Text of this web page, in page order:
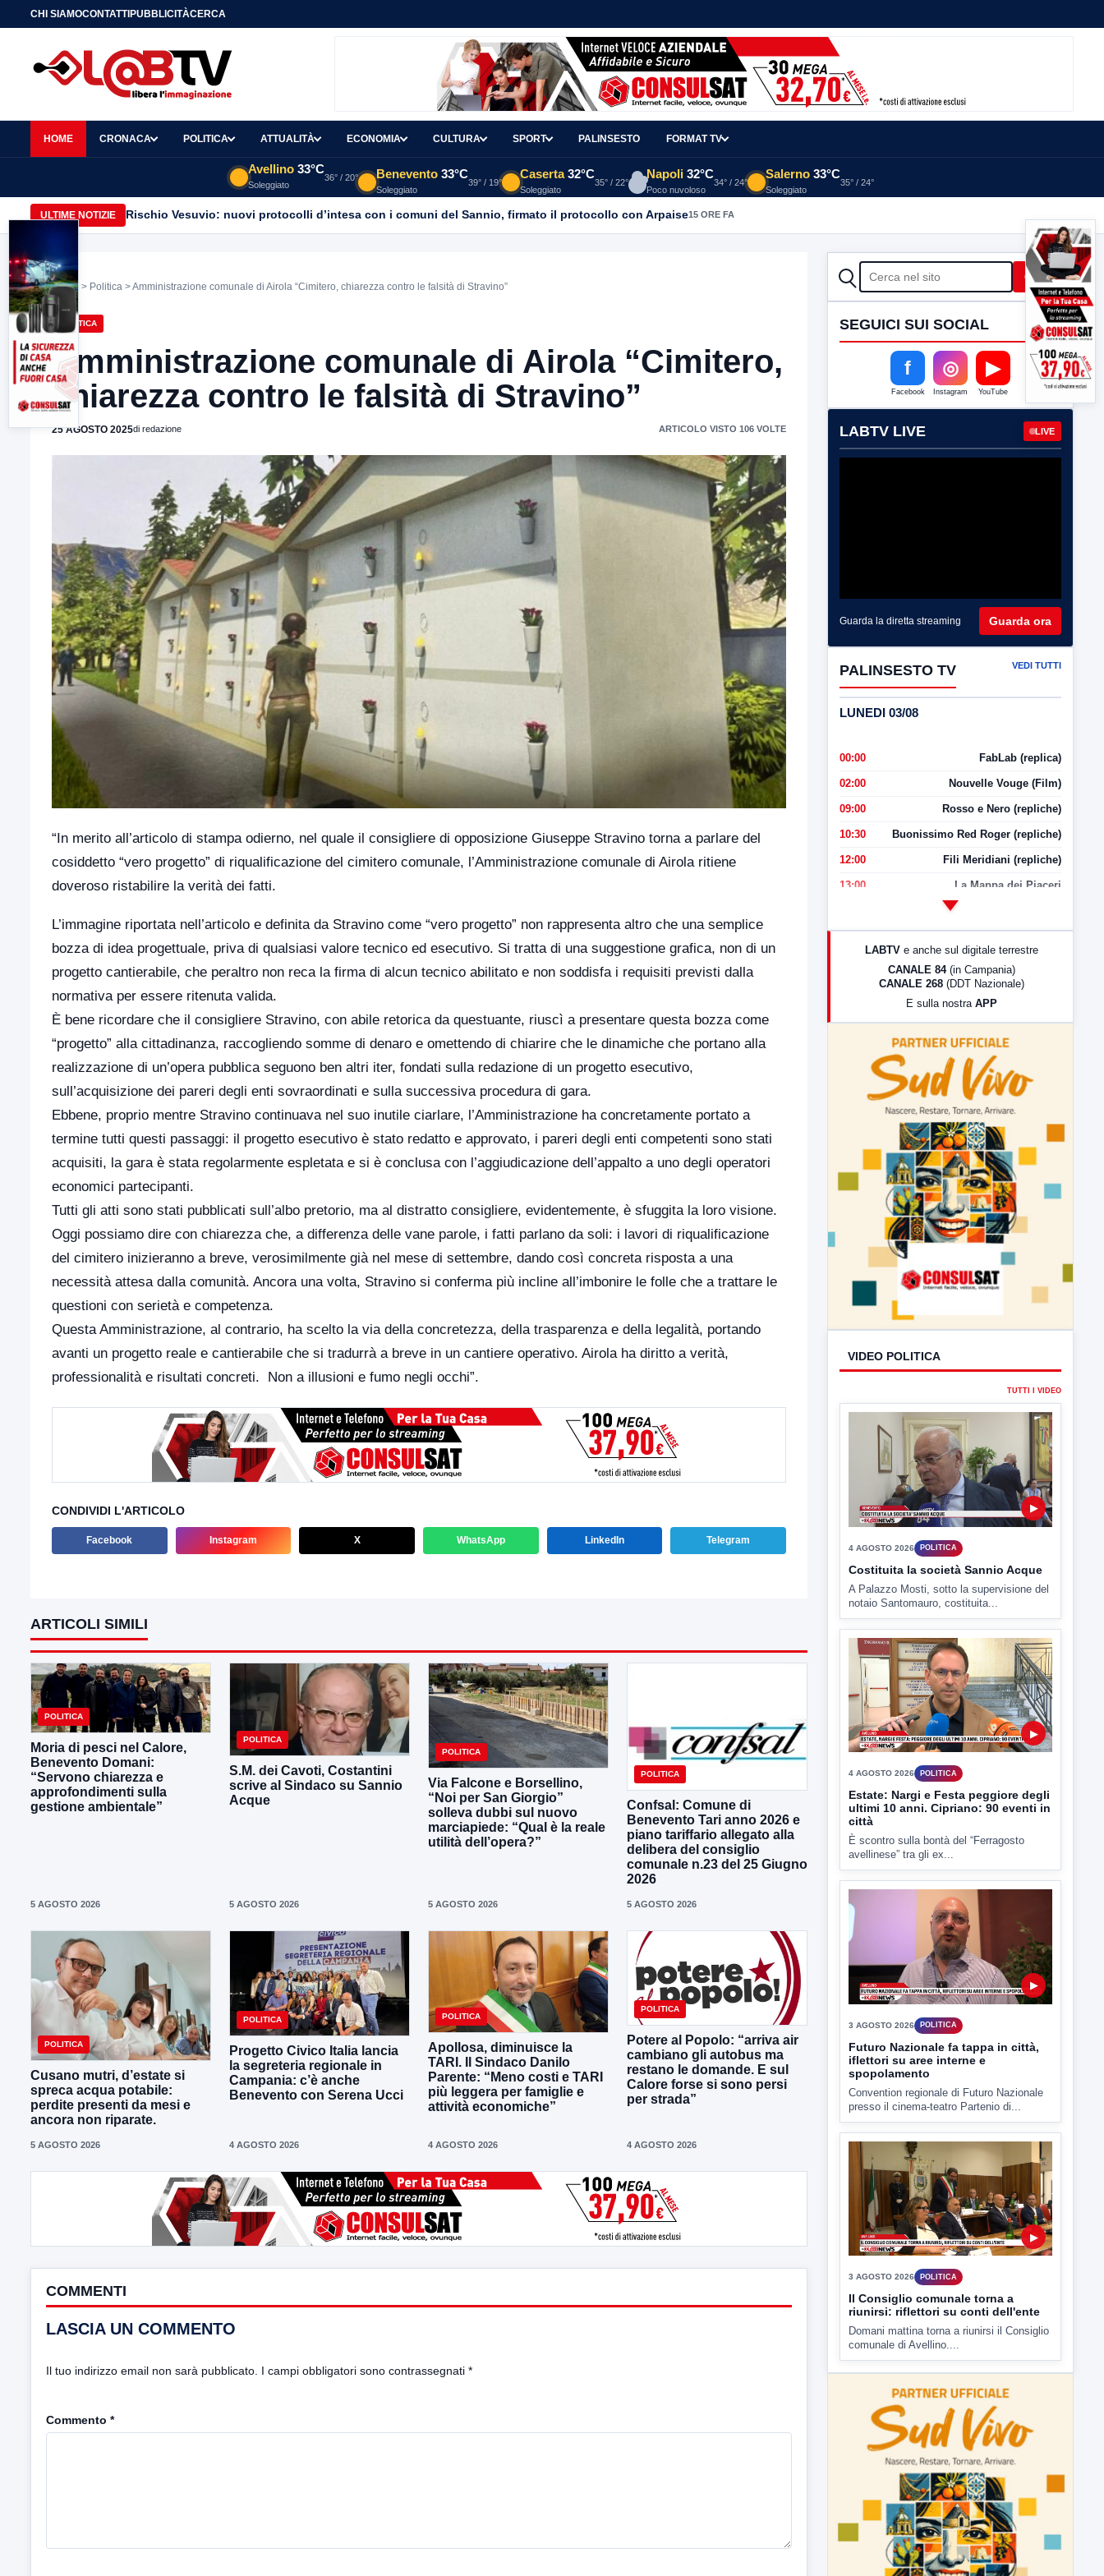
CHI SIAMOCONTATTIPUBBLICITÀCERCA
HOME CRONACA POLITICA ATTUALITÀ ECONOMIA CULTURA SPORT PALINSESTO FORMAT TV
Avellino 33°C
Soleggiato
36° / 20° Benevento 33°C
Soleggiato
39° / 19°
Caserta 32°C
Soleggiato
35° / 22°
Napoli 32°C
Poco nuvoloso
34° / 24°
Salerno 33°C
Soleggiato
35° / 24°
ULTIME NOTIZIE Rischio Vesuvio: nuovi protocolli d’intesa con i comuni del Sannio, firmato il protocollo con Arpaise15 ORE FA
Home > Politica > Amministrazione comunale di Airola “Cimitero, chiarezza contro le falsità di Stravino”
POLITICA
Amministrazione comunale di Airola “Cimitero,
chiarezza contro le falsità di Stravino”
25 AGOSTO 2025di redazione ARTICOLO VISTO 106 VOLTE
“In merito all’articolo di stampa odierno, nel quale il consigliere di opposizione Giuseppe Stravino torna a parlare del
cosiddetto “vero progetto” di riqualificazione del cimitero comunale, l’Amministrazione comunale di Airola ritiene
doveroso ristabilire la verità dei fatti.
L’immagine riportata nell’articolo e definita da Stravino come “vero progetto” non rappresenta altro che una semplice
bozza di idea progettuale, priva di qualsiasi valore tecnico ed esecutivo. Si tratta di una suggestione grafica, non di un
progetto cantierabile, che peraltro non reca la firma di alcun tecnico abilitato e non soddisfa i requisiti previsti dalla
normativa per essere ritenuta valida.
È bene ricordare che il consigliere Stravino, con abile retorica da questuante, riuscì a presentare questa bozza come
“progetto” alla cittadinanza, raccogliendo somme di denaro e omettendo di chiarire che le dinamiche che portano alla
realizzazione di un’opera pubblica seguono ben altri iter, fondati sulla redazione di un progetto esecutivo,
sull’acquisizione dei pareri degli enti sovraordinati e sulla successiva procedura di gara.
Ebbene, proprio mentre Stravino continuava nel suo inutile ciarlare, l’Amministrazione ha concretamente portato a
termine tutti questi passaggi: il progetto esecutivo è stato redatto e approvato, i pareri degli enti competenti sono stati
acquisiti, la gara è stata regolarmente espletata e si è conclusa con l’aggiudicazione dell’appalto a uno degli operatori
economici partecipanti.
Tutti gli atti sono stati pubblicati sull’albo pretorio, ma al distratto consigliere, evidentemente, è sfuggita la loro visione.
Oggi possiamo dire con chiarezza che, a differenza delle vane parole, i fatti parlano da soli: i lavori di riqualificazione
del cimitero inizieranno a breve, verosimilmente già nel mese di settembre, dando così concreta risposta a una
necessità attesa dalla comunità. Ancora una volta, Stravino si conferma più incline all’imbonire le folle che a trattare le
questioni con serietà e competenza.
Questa Amministrazione, al contrario, ha scelto la via della concretezza, della trasparenza e della legalità, portando
avanti un progetto reale e cantierabile che si tradurrà a breve in un cantiere operativo. Airola ha diritto a verità,
professionalità e risultati concreti. Non a illusioni e fumo negli occhi”.
CONDIVIDI L'ARTICOLO
Facebook Instagram X WhatsApp LinkedIn Telegram
ARTICOLI SIMILI
POLITICA
Moria di pesci nel Calore,
Benevento Domani:
“Servono chiarezza e
approfondimenti sulla
gestione ambientale”
5 AGOSTO 2026
POLITICA
S.M. dei Cavoti, Costantini
scrive al Sindaco su Sannio
Acque
5 AGOSTO 2026
POLITICA
Via Falcone e Borsellino,
“Noi per San Giorgio”
solleva dubbi sul nuovo
marciapiede: “Qual è la reale
utilità dell’opera?”
5 AGOSTO 2026
POLITICA
Confsal: Comune di
Benevento Tari anno 2026 e
piano tariffario allegato alla
delibera del consiglio
comunale n.23 del 25 Giugno
2026
5 AGOSTO 2026
POLITICA
Cusano mutri, d’estate si
spreca acqua potabile:
perdite presenti da mesi e
ancora non riparate.
5 AGOSTO 2026
POLITICA
Progetto Civico Italia lancia
la segreteria regionale in
Campania: c’è anche
Benevento con Serena Ucci
4 AGOSTO 2026
POLITICA
Apollosa, diminuisce la
TARI. Il Sindaco Danilo
Parente: “Meno costi e TARI
più leggera per famiglie e
attività economiche”
4 AGOSTO 2026
POLITICA
Potere al Popolo: “arriva air
cambiano gli autobus ma
restano le domande. E sul
Calore forse si sono persi
per strada”
4 AGOSTO 2026
COMMENTI
LASCIA UN COMMENTO
Il tuo indirizzo email non sarà pubblicato. I campi obbligatori sono contrassegnati *
Commento *
CERCA Cerca
SEGUICI SUI SOCIAL
f
Facebook
◎
Instagram
▶
YouTube
LABTV LIVE LIVE
Guarda la diretta streaming Guarda ora
PALINSESTO TV VEDI TUTTI
LUNEDI 03/08
00:00 FabLab (replica)
02:00 Nouvelle Vouge (Film)
09:00 Rosso e Nero (repliche)
10:30 Buonissimo Red Roger (repliche)
12:00 Fili Meridiani (repliche)
13:00 La Mappa dei Piaceri
LabNews (Diretta)
LabNews (replica)
LABTV e anche sul digitale terrestre
CANALE 84 (in Campania)
CANALE 268 (DDT Nazionale)
E sulla nostra APP
VIDEO POLITICA
TUTTI I VIDEO
▶
4 AGOSTO 2026 POLITICA
Costituita la società Sannio Acque
A Palazzo Mosti, sotto la supervisione del
notaio Santomauro, costituita...
▶
4 AGOSTO 2026 POLITICA
Estate: Nargi e Festa peggiore degli
ultimi 10 anni. Cipriano: 90 eventi in
città
È scontro sulla bontà del “Ferragosto
avellinese” tra gli ex...
▶
3 AGOSTO 2026 POLITICA
Futuro Nazionale fa tappa in città,
iflettori su aree interne e
spopolamento
Convention regionale di Futuro Nazionale
presso il cinema-teatro Partenio di...
▶
3 AGOSTO 2026 POLITICA
Il Consiglio comunale torna a
riunirsi: riflettori su conti dell'ente
Domani mattina torna a riunirsi il Consiglio
comunale di Avellino....